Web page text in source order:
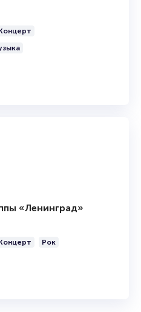
«Ленинград»
Рок